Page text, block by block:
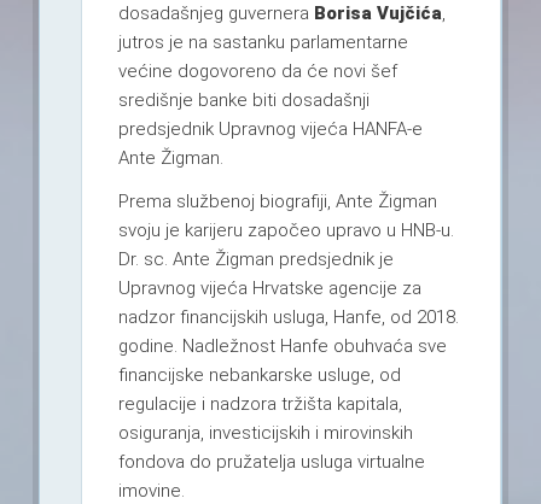
dosadašnjeg guvernera Borisa Vujčića
jutros je na sastanku parlamentarne
većine dogovoreno da će novi šef
središnje banke biti dosadašnji
predsjednik Upravnog vijeća HANFA-e
Ante Žigman.
Prema službenoj biografiji, Ante Žigman
svoju je karijeru započeo upravo u HNB-u.
Dr. sc. Ante Žigman predsjednik je
Upravnog vijeća Hrvatske agencije za
nadzor financijskih usluga, Hanfe, od 2018.
godine. Nadležnost Hanfe obuhvaća sve
financijske nebankarske usluge, od
regulacije i nadzora tržišta kapitala,
osiguranja, investicijskih i mirovinskih
fondova do pružatelja usluga virtualne
imovine.